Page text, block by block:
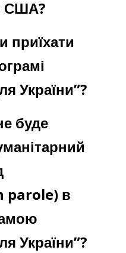
США?
приїхати
України”?
буде
parole) в
України”?